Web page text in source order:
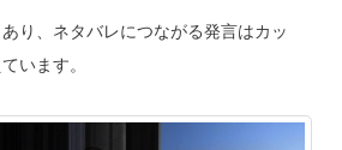
り、ネタバレにつながる発言はカッ
います。